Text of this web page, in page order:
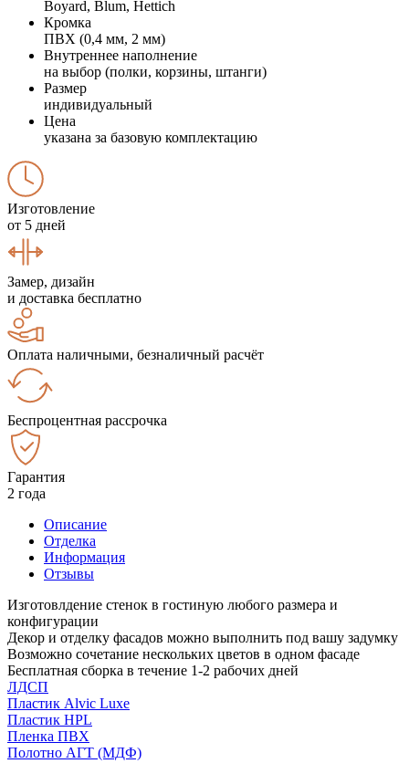
Boyard, Blum, Hettich
Кромка
ПВХ (0,4 мм, 2 мм)
Внутреннее наполнение
на выбор (полки, корзины, штанги)
Размер
индивидуальный
Цена
указана за базовую комплектацию
Изготовление
от 5 дней
Замер, дизайн
и доставка бесплатно
Оплата наличными, безналичный расчёт
Беспроцентная рассрочка
Гарантия
2 года
Описание
Отделка
Информация
Отзывы
Изготовлдение стенок в гостиную любого размера и
конфигурации
Декор и отделку фасадов можно выполнить под вашу задумку
Возможно сочетание нескольких цветов в одном фасаде
Бесплатная сборка в течение 1-2 рабочих дней
ЛДСП
Пластик Alvic Luxe
Пластик HPL
Пленка ПВХ
Полотно АГТ (МДФ)